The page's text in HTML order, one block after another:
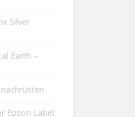
Silver
Earth –
Epson Label